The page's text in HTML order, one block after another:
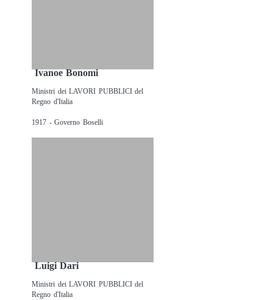
Ivanoe Bonomi
Ministri dei LAVORI PUBBLICI del
Regno d'Italia
1917 - Governo Boselli
Luigi Dari
Ministri dei LAVORI PUBBLICI del
Regno d'Italia